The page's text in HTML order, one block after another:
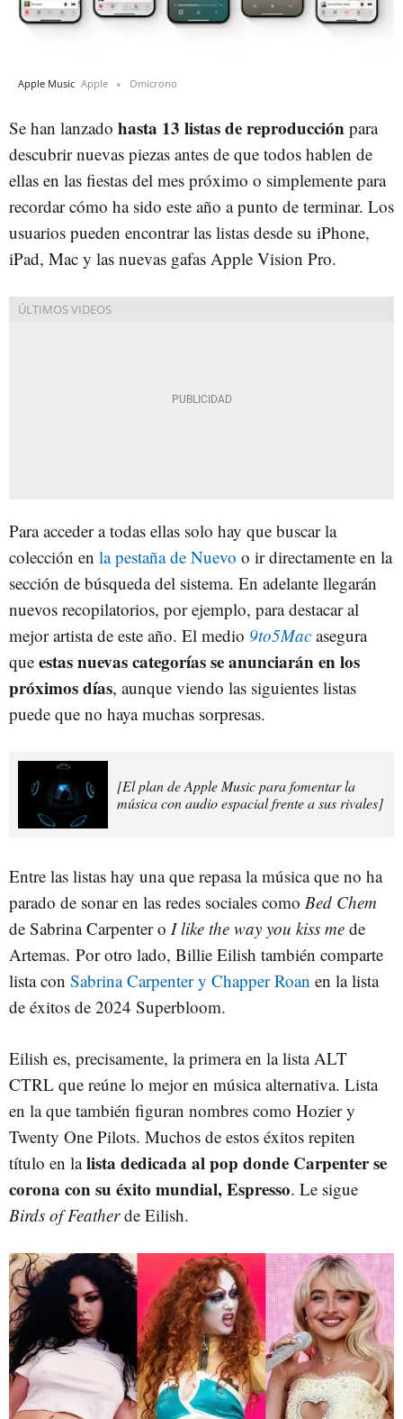
Apple Music Apple Omicrono
Se han lanzado hasta 13 listas de reproducción para
descubrir nuevas piezas antes de que todos hablen de
ellas en las fiestas del mes próximo o simplemente para
recordar cómo ha sido este año a punto de terminar. Los
usuarios pueden encontrar las listas desde su iPhone,
iPad, Mac y las nuevas gafas Apple Vision Pro.
Para acceder a todas ellas solo hay que buscar la
colección en la pestaña de Nuevo o ir directamente en la
sección de búsqueda del sistema. En adelante llegarán
nuevos recopilatorios, por ejemplo, para destacar al
mejor artista de este año. El medio 9to5Mac asegura
que estas nuevas categorías se anunciarán en los
próximos días, aunque viendo las siguientes listas
puede que no haya muchas sorpresas.
[El plan de Apple Music para fomentar la
música con audio espacial frente a sus rivales]
Entre las listas hay una que repasa la música que no ha
parado de sonar en las redes sociales como Bed Chem
de Sabrina Carpenter o I like the way you kiss me de
Artemas. Por otro lado, Billie Eilish también comparte
lista con Sabrina Carpenter y Chapper Roan en la lista
de éxitos de 2024 Superbloom.
Eilish es, precisamente, la primera en la lista ALT
CTRL que reúne lo mejor en música alternativa. Lista
en la que también figuran nombres como Hozier y
Twenty One Pilots. Muchos de estos éxitos repiten
título en lalista dedicada al pop donde Carpenter se
corona con su éxito mundial, Espresso. Le sigue
Birds of Featherde Eilish.